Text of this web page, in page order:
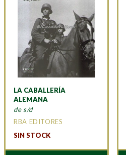
LA CABALLERÍA
ALEMANA
de s/d
RBA EDITORES
SIN STOCK